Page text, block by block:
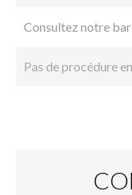
Consultez notre
Pas de procédure